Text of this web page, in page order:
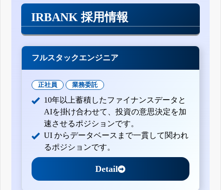
IRBANK 採用情報
フルスタックエンジニア
正社員 業務委託
10年以上蓄積したファイナンスデータと
AIを掛け合わせて、投資の意思決定を加
速させるポジションです。
UI からデータベースまで一貫して関われ
るポジションです。
Detail